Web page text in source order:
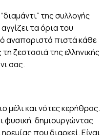
της συλλογής
τα όρια του
αναπαριστά πιστά κάθε
ζεστασιά της ελληνικής
σας.
μέλι και νότες κερήθρας.
φυσική, δημιουργώντας
που διαρκεί. Είναι